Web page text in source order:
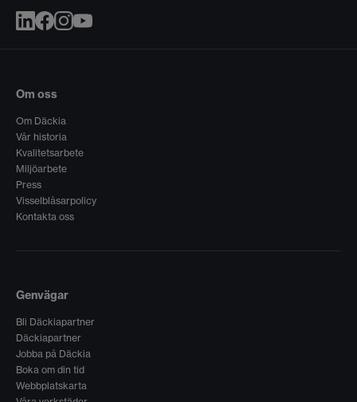
Om oss
Om Däckia
Vår historia
Kvalitetsarbete
Miljöarbete
Press
Visselblåsarpolicy
Kontakta oss
Genvägar
Bli Däckiapartner
Däckiapartner
Jobba på Däckia
Boka om din tid
Webbplatskarta